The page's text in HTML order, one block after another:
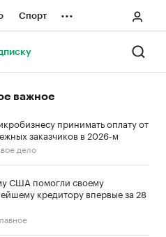
Спорт ...
важное
принимать оплату от
заказчиков в 2026-м
дело
США помогли своему
кредитору впервые за 28